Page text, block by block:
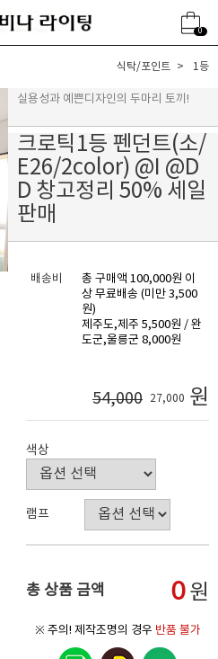
0
식탁/포인트 1등
실용성과 예쁜디자인의 두마리 토끼!
크로틱1등 펜던트(소/
E26/2color) @I @D
D 창고정리 50% 세일
판매
배송비
총 구매액 100,000원 이
상 무료배송 (미만 3,500
원)
제주도,제주 5,500원 / 완
도군,울릉군 8,000원
54,000 27,000 원
색상
램프
총 상품 금액 0원
※ 주의! 제작조명의 경우 반품 불가